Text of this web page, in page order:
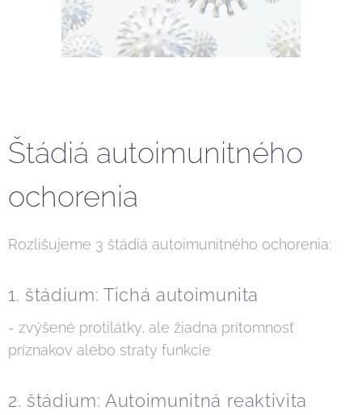
Štádiá autoimunitného
ochorenia
Rozlišujeme 3 štádiá autoimunitného ochorenia:
1. štádium: Tichá autoimunita
- zvýšené protilátky, ale žiadna prítomnosť
príznakov alebo straty funkcie
2. štádium: Autoimunitná reaktivita